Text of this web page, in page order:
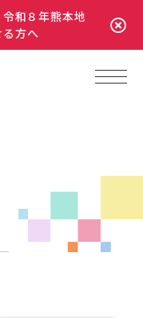
和８年熊本地
方へ